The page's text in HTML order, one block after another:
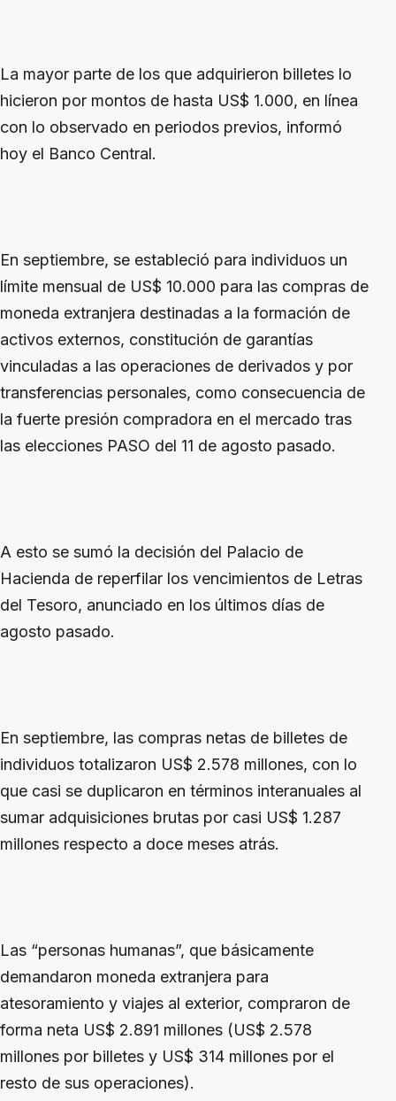
La mayor parte de los que adquirieron billetes lo
hicieron por montos de hasta US$ 1.000, en línea
con lo observado en periodos previos, informó
hoy el Banco Central.
En septiembre, se estableció para individuos un
límite mensual de US$ 10.000 para las compras de
moneda extranjera destinadas a la formación de
activos externos, constitución de garantías
vinculadas a las operaciones de derivados y por
transferencias personales, como consecuencia de
la fuerte presión compradora en el mercado tras
las elecciones PASO del 11 de agosto pasado.
A esto se sumó la decisión del Palacio de
Hacienda de reperfilar los vencimientos de Letras
del Tesoro, anunciado en los últimos días de
agosto pasado.
En septiembre, las compras netas de billetes de
individuos totalizaron US$ 2.578 millones, con lo
que casi se duplicaron en términos interanuales al
sumar adquisiciones brutas por casi US$ 1.287
millones respecto a doce meses atrás.
Las “personas humanas”, que básicamente
demandaron moneda extranjera para
atesoramiento y viajes al exterior, compraron de
forma neta US$ 2.891 millones (US$ 2.578
millones por billetes y US$ 314 millones por el
resto de sus operaciones).